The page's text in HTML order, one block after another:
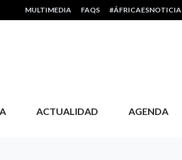
HEADER MENU
MULTIMEDIA FAQS #ÁFRICAESNOTICIA
ACTUALIDAD AGENDA